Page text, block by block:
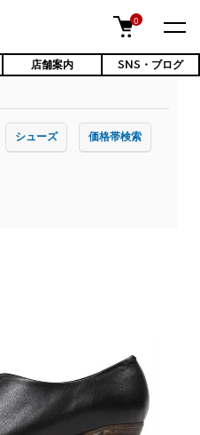
0
店舗案内 SNS・ブログ
シューズ 価格帯検索